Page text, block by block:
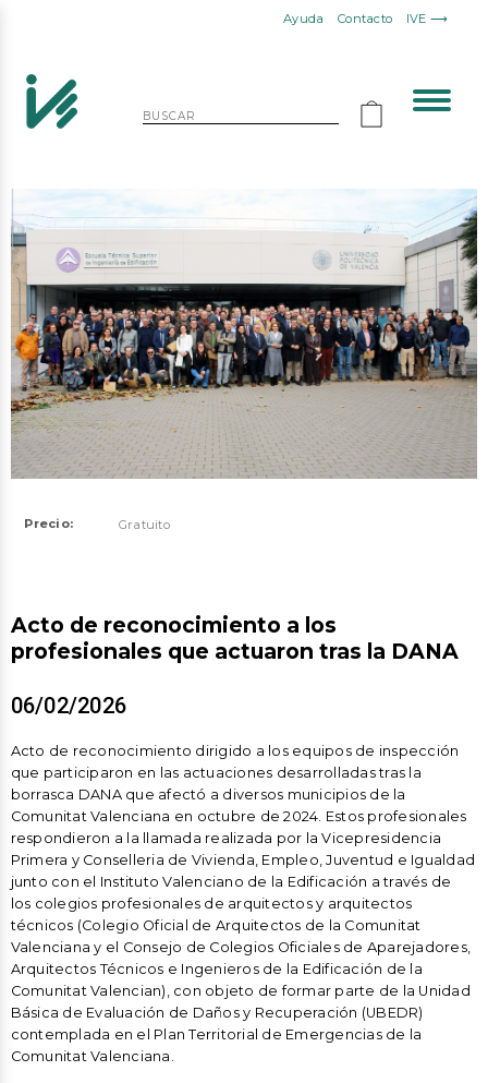
Ayuda Contacto IVE ⟶
Acto de reconocimiento a los
profesionales que actuaron tras la DANA
06/02/2026
Acto de reconocimiento dirigido a los equipos de inspección
que participaron en las actuaciones desarrolladas tras la
borrasca DANA que afectó a diversos municipios de la
Comunitat Valenciana en octubre de 2024. Estos profesionales
respondieron a la llamada realizada por la Vicepresidencia
Primera y Conselleria de Vivienda, Empleo, Juventud e Igualdad
junto con el Instituto Valenciano de la Edificación a través de
los colegios profesionales de arquitectos y arquitectos
técnicos (Colegio Oficial de Arquitectos de la Comunitat
Valenciana y el Consejo de Colegios Oficiales de Aparejadores,
Arquitectos Técnicos e Ingenieros de la Edificación de la
Comunitat Valencian), con objeto de formar parte de la Unidad
Básica de Evaluación de Daños y Recuperación (UBEDR)
contemplada en el Plan Territorial de Emergencias de la
Comunitat Valenciana.
Precio: Gratuito